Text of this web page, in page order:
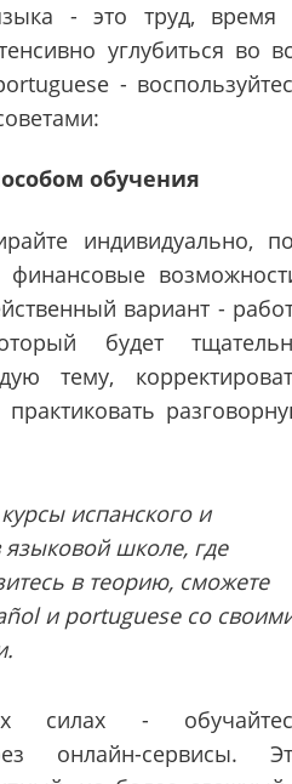
- это труд, время
углубиться во
-
обучения
индивидуально,
вариант -
будет
тему,
испанского и
языковой школе, где
в теорию, сможете
и portuguese со
силах -
онлайн-сервисы.